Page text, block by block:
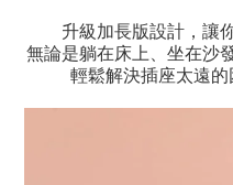
升級加長版設計，讓
無論是躺在床上、坐在沙
輕鬆解決插座太遠